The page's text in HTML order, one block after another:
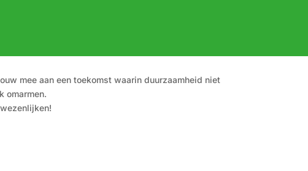
mee aan een toekomst waarin duurzaamheid niet
omarmen.